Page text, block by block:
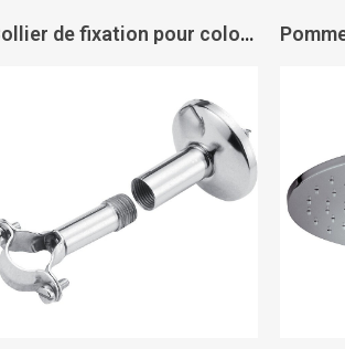
Collier de fixation pour colonne potence - NICOLL